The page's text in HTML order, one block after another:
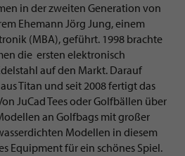
in der zweiten Generation von
Ehemann Jörg Jung, einem
(MBA), geführt. 1998 brachte
die ersten elektronisch
auf den Markt. Darauf
Titan und seit 2008 fertigt das
JuCad Tees oder Golfbällen über
an Golfbags mit großer
Modellen in diesem
Equipment für ein schönes Spiel.